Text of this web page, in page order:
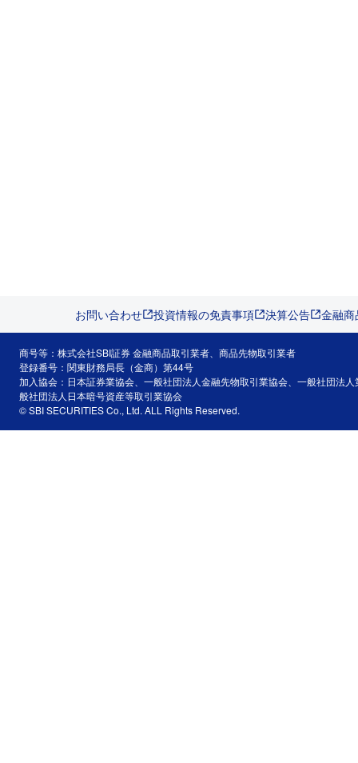
お問い合わせ 投資情報の免責事項 決算公告 金融
商号等：株式会社SBI証券 金融商品取引業者、商品先物取引業者
登録番号：関東財務局長（金商）第44号
加入協会：日本証券業協会、一般社団法人金融先物取引業協会、一般社団法
般社団法人日本暗号資産等取引業協会
© SBI SECURITIES Co., Ltd. ALL Rights Reserved.